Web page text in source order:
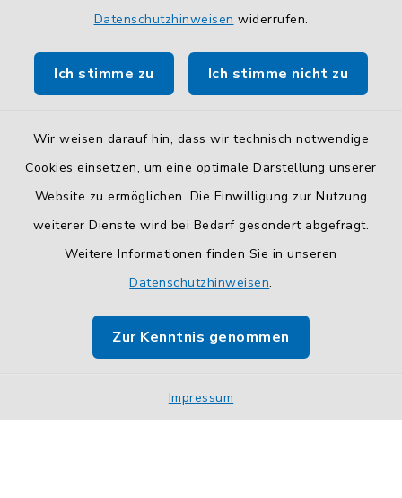
Datenschutzhinweisen widerrufen.
Ich stimme zu Ich stimme nicht zu
Wir weisen darauf hin, dass wir technisch notwendige
Cookies einsetzen, um eine optimale Darstellung unserer
Website zu ermöglichen. Die Einwilligung zur Nutzung
weiterer Dienste wird bei Bedarf gesondert abgefragt.
Weitere Informationen finden Sie in unseren
Datenschutzhinweisen.
Zur Kenntnis genommen
Impressum
So finden Sie uns.
Barrierefreiheit
Sitemap